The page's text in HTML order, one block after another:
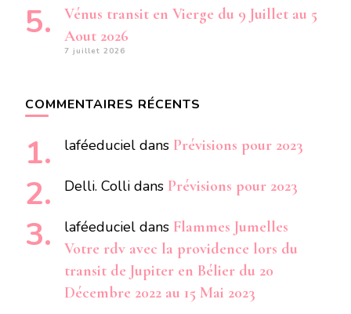
Vénus transit en Vierge du 9 Juillet au 5
Aout 2026
7 juillet 2026
COMMENTAIRES RÉCENTS
laféeduciel dans Prévisions pour 2023
Delli. Colli dans Prévisions pour 2023
laféeduciel dans Flammes Jumelles
Votre rdv avec la providence lors du
transit de Jupiter en Bélier du 20
Décembre 2022 au 15 Mai 2023